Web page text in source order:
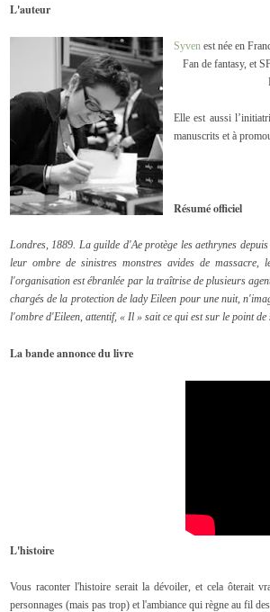
L'auteur
Syven est née en
Fan de fantasy, et
Elle est aussi l’init
manuscrits et à
Résumé officiel
Londres, 1889. La guilde d'Ae protège les aethrynes
leur ombre de sinistres monstres avides de massacre,
l'organisation est ébranlée par la traîtrise de plusieurs
chargés de la protection de lady Eileen pour une nuit,
l'ombre d'Eileen, attentif, « Il » sait ce qui est sur le point de
La bande annonce du livre
L'histoire
Vous raconter l'histoire serait la dévoiler, et cela ôterait
personnages (mais pas trop) et l'ambiance qui règne au fil